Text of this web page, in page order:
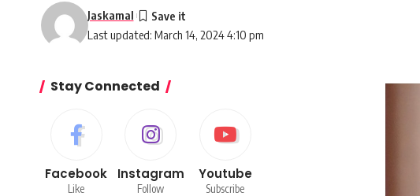
Last updated: March 14, 2024 4:10 pm
Jaskamal
Stay Connected
Facebook
Like
Instagram
Follow
Youtube
Subscribe